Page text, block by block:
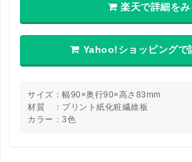
楽天で詳細をみ
Yahoo!ショッピングで
サイズ：幅90×奥行90×高さ83mm
材質 ：プリント紙化粧繊維板
カラー：3色